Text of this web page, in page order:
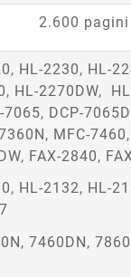
2.600 pagini
, HL-2230, HL-
, HL-2270DW,
7065, DCP-
MFC-7460
FAX-2840,
HL-2132, HL-
7460DN,